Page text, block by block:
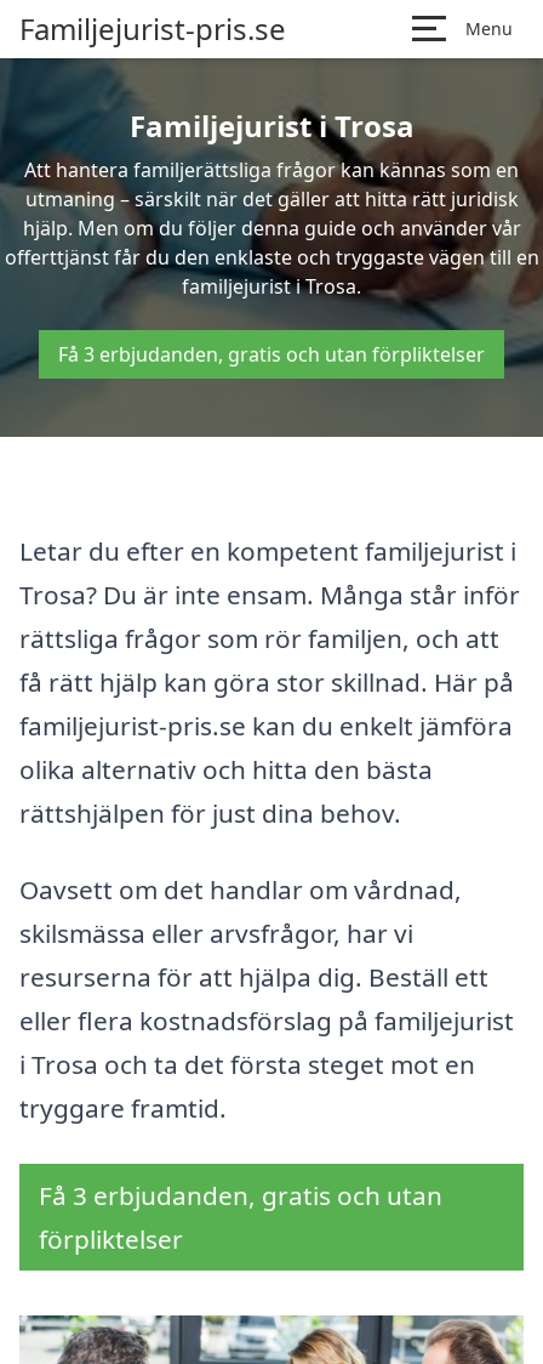
Familjejurist-pris.se Menu
Familjejurist i Trosa
Att hantera familjerättsliga frågor kan kännas som en
utmaning – särskilt när det gäller att hitta rätt juridisk
hjälp. Men om du följer denna guide och använder vår
offerttjänst får du den enklaste och tryggaste vägen till en
familjejurist i Trosa.
Få 3 erbjudanden, gratis och utan förpliktelser
Letar du efter en kompetent familjejurist i
Trosa? Du är inte ensam. Många står inför
rättsliga frågor som rör familjen, och att
få rätt hjälp kan göra stor skillnad. Här på
familjejurist-pris.se kan du enkelt jämföra
olika alternativ och hitta den bästa
rättshjälpen för just dina behov.
Oavsett om det handlar om vårdnad,
skilsmässa eller arvsfrågor, har vi
resurserna för att hjälpa dig. Beställ ett
eller flera kostnadsförslag på familjejurist
i Trosa och ta det första steget mot en
tryggare framtid.
Få 3 erbjudanden, gratis och utan
förpliktelser